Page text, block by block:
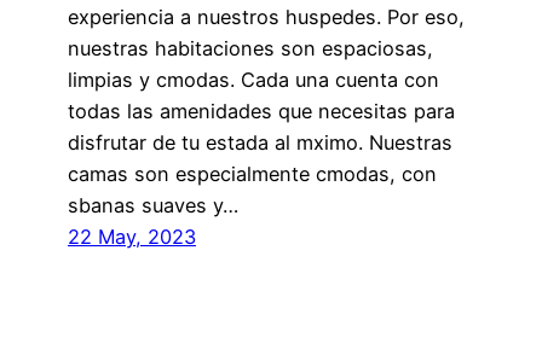
experiencia a nuestros huspedes. Por eso,
nuestras habitaciones son espaciosas,
limpias y cmodas. Cada una cuenta con
todas las amenidades que necesitas para
disfrutar de tu estada al mximo. Nuestras
camas son especialmente cmodas, con
sbanas suaves y…
22 May, 2023